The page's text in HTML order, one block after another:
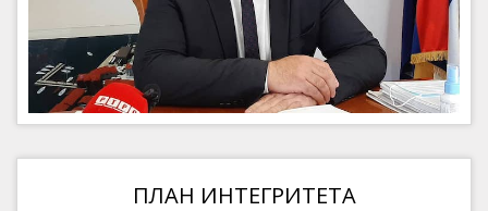
ПЛАН ИНТЕГРИТЕТА